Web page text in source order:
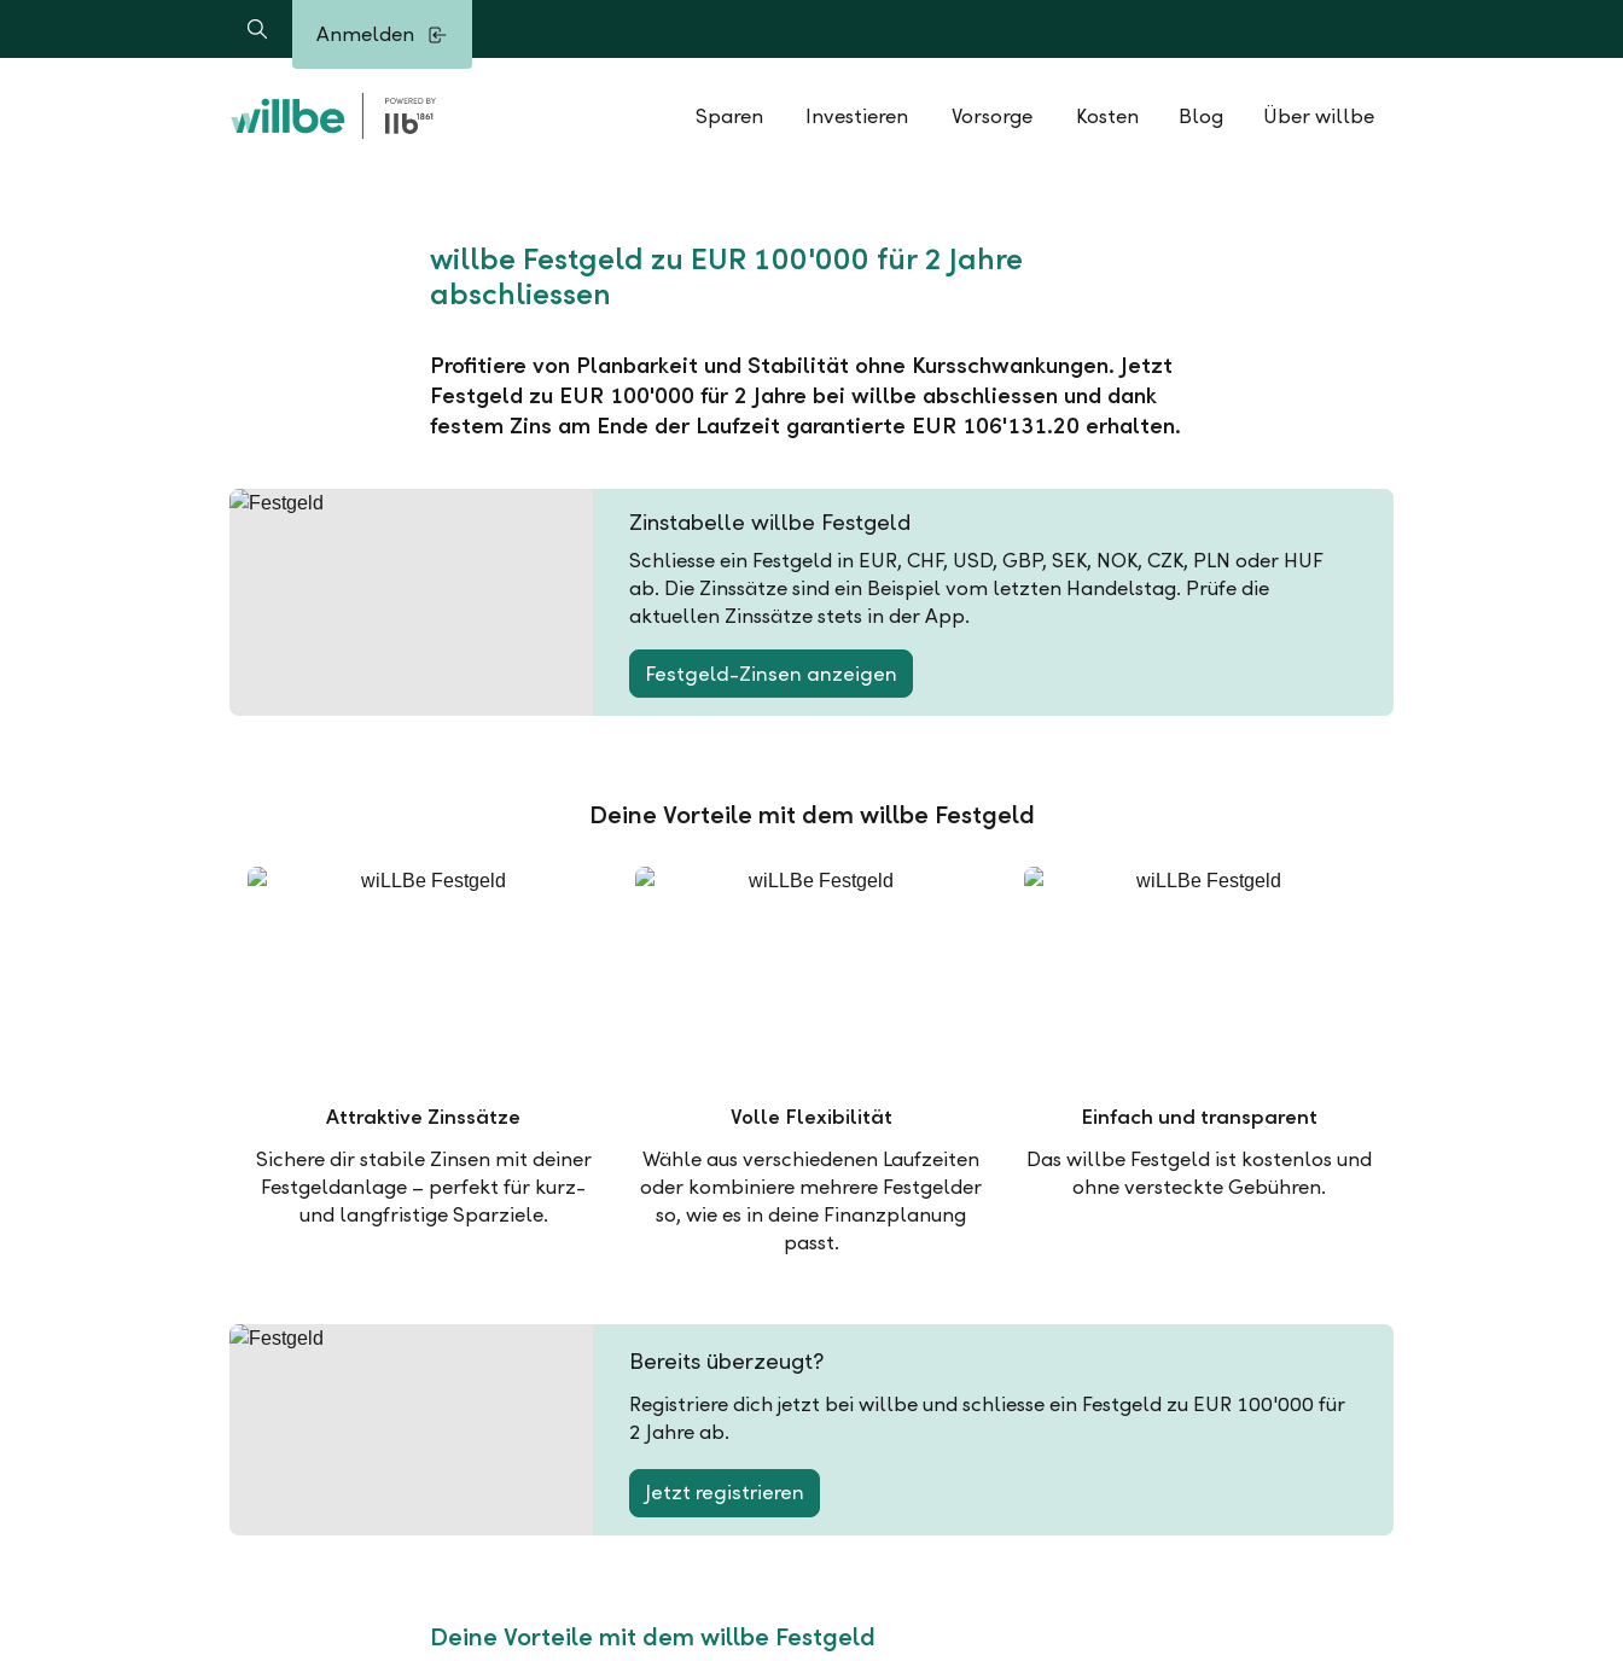
Suche Anmelden
Sparen Investieren Vorsorge Kosten Blog Über willbe
willbe Festgeld zu EUR 100'000 für 2 Jahre
abschliessen
Profitiere von Planbarkeit und Stabilität ohne Kursschwankungen. Jetzt
Festgeld zu EUR 100'000 für 2 Jahre bei willbe abschliessen und dank
festem Zins am Ende der Laufzeit garantierte EUR 106'131.20 erhalten.
Zinstabelle willbe Festgeld
Schliesse ein Festgeld in EUR, CHF, USD, GBP, SEK, NOK, CZK, PLN oder HUF
ab. Die Zinssätze sind ein Beispiel vom letzten Handelstag. Prüfe die
aktuellen Zinssätze stets in der App.
Festgeld-Zinsen anzeigen
Deine Vorteile mit dem willbe Festgeld
Attraktive Zinssätze
Sichere dir stabile Zinsen mit deiner
Festgeldanlage – perfekt für kurz-
und langfristige Sparziele.
Volle Flexibilität
Wähle aus verschiedenen Laufzeiten
oder kombiniere mehrere Festgelder
so, wie es in deine Finanzplanung
passt.
Einfach und transparent
Das willbe Festgeld ist kostenlos und
ohne versteckte Gebühren.
Bereits überzeugt?
Registriere dich jetzt bei willbe und schliesse ein Festgeld zu EUR 100'000 für
2 Jahre ab.
Jetzt registrieren
Deine Vorteile mit dem willbe Festgeld